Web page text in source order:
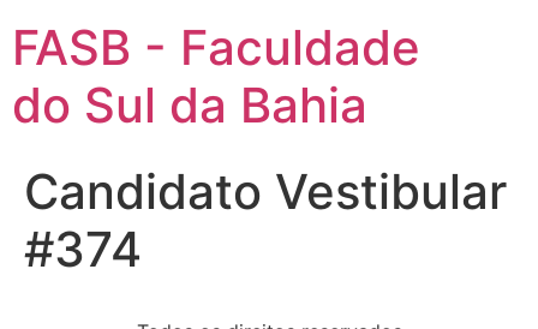
FASB - Faculdade
do Sul da Bahia
Candidato Vestibular
#374